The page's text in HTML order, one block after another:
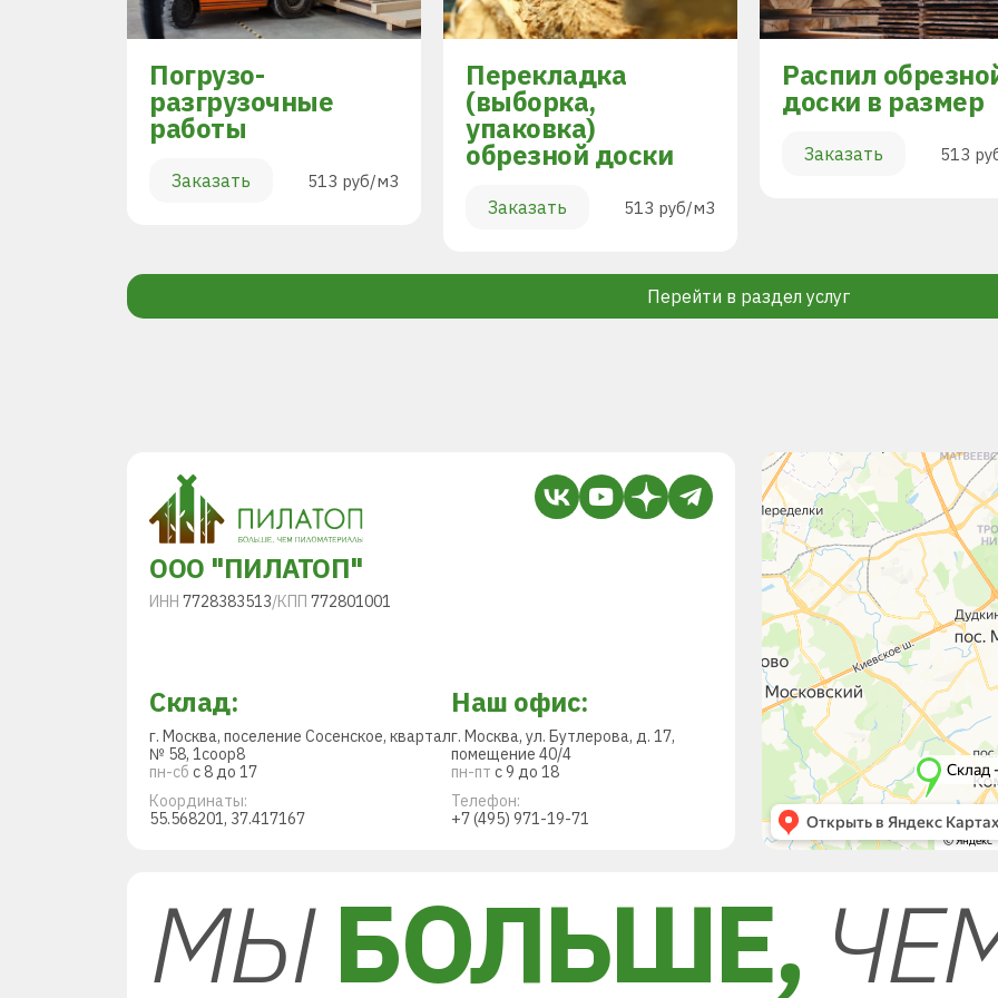
Погрузо-
разгрузочные
работы
Заказать 513 руб/м3
Перекладка
(выборка,
упаковка)
обрезной доски
Заказать 513 руб/м3
Распил
доски в размер
Заказать 513
Перейти в раздел услуг
ООО "ПИЛАТОП"
ИНН 7728383513/КПП 772801001
Склад:
г. Москва, поселение Сосенское, квартал
№ 58, 1соор8
пн-сб с 8 до 17
Координаты:
55.568201, 37.417167
Наш офис:
г. Москва, ул. Бутлерова, д. 17,
помещение 40/4
пн-пт с 9 до 18
Телефон:
+7 (495) 971-19-71
МЫБОЛЬШЕ,